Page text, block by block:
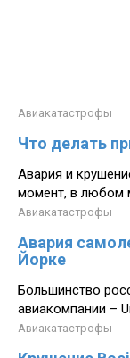
Авиакатастрофы
Что делать
Авария и
момент, в любом
Авиакатастрофы
Авария
Йорке
Большинство
авиакомпании –
Авиакатастрофы